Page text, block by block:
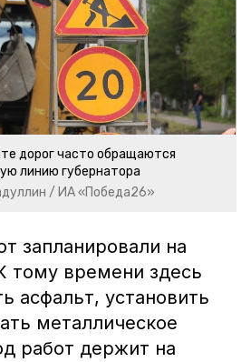
дорог часто обращаются
линию губернатора
/ ИА «Победа26»
запланировали на
тому времени здесь
асфальт, установить
металлическое
работ держит на